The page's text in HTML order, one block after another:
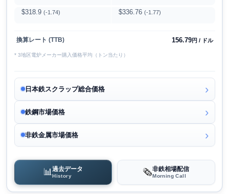
$318.9 (-1.74) $336.76 (-1.77)
換算レート (TTB) 156.79円 / ドル
* 3地区電炉メーカー購入価格平均（トン当たり）
日本鉄スクラップ総合価格
鉄鋼市場価格
非鉄金属市場価格
📊過去データ
History 🗞️非鉄相場配信
Morning Call